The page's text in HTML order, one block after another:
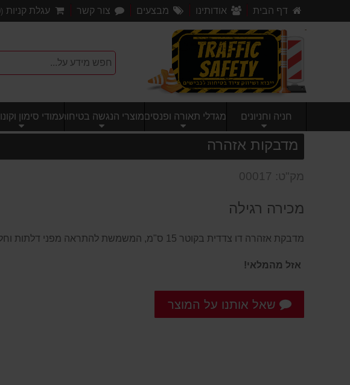
דף הבית אודותינו מבצעים צור קשר עגלת קניות (
חניה וחניונים מגדלי תאורה ופנסיםמוצרי הנגשה בטיחותיעמודי סימון
מדבקות אזהרה
מק"ט: 00017
מכירה רגילה
מדבקת אזהרה דו צדדית בקוטר 15 ס"מ, המשמשת להתראה מפני דלתות וחלונות.
אזל מהמלאי!
שאל אותנו על המוצר